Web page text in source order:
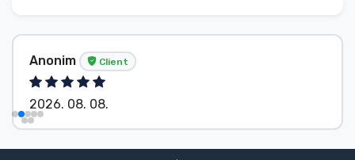
Anonim Client
2026. 08. 08.